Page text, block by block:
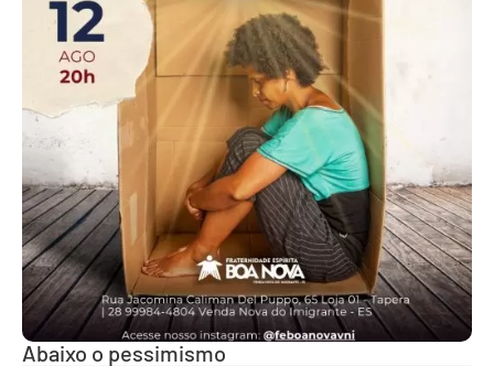
Abaixo o pessimismo